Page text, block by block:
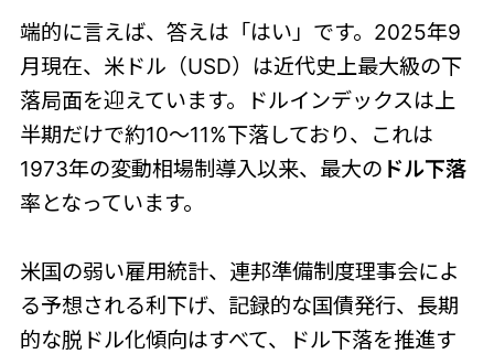
端的に言えば、答えは「はい」です。2025年9
月現在、米ドル（USD）は近代史上最大級の下
落局面を迎えています。ドルインデックスは上
半期だけで約10～11%下落しており、これは
1973年の変動相場制導入以来、最大の ドル下落
率となっています。
米国の弱い雇用統計、連邦準備制度理事会によ
る予想される利下げ、記録的な国債発行、長期
的な脱ドル化傾向はすべて、ドル下落を推進す